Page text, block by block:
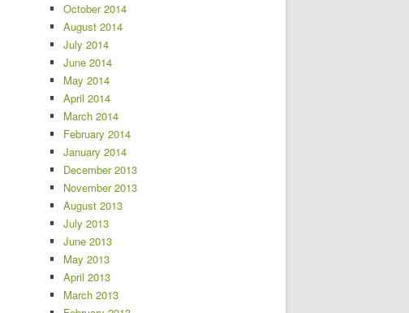
October 2014
August 2014
July 2014
June 2014
May 2014
April 2014
March 2014
February 2014
January 2014
December 2013
November 2013
August 2013
July 2013
June 2013
May 2013
April 2013
March 2013